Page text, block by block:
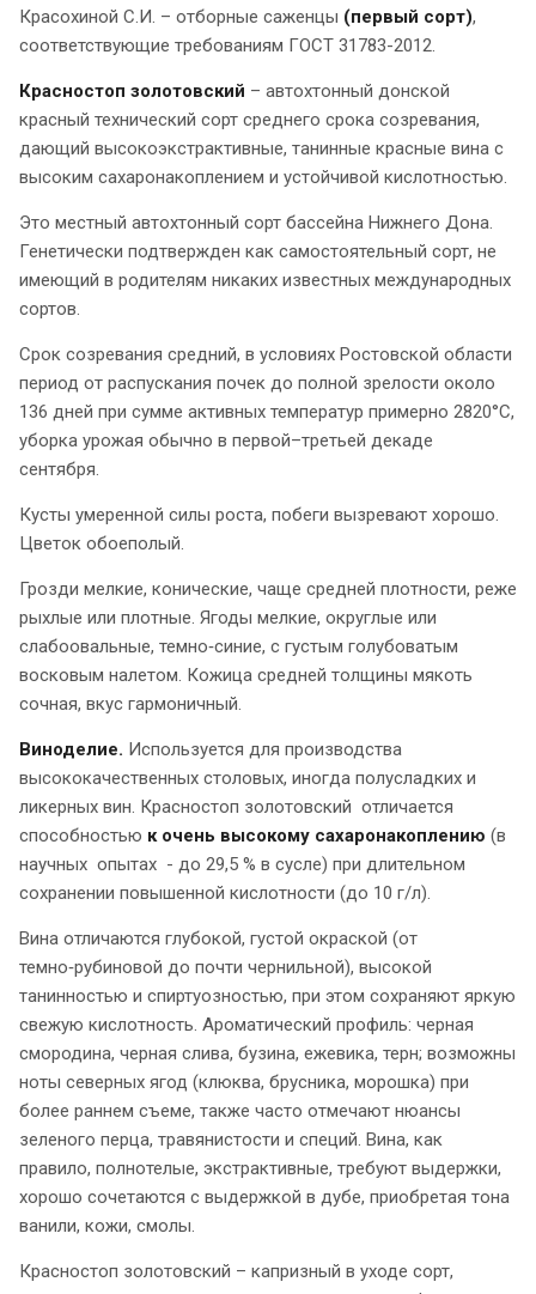
Красохиной С.И. – отборные саженцы (первый сорт),
соответствующие требованиям ГОСТ 31783-2012.
Красностоп золотовский – автохтонный донской
красный технический сорт среднего срока созревания,
дающий высокоэкстрактивные, танинные красные вина с
высоким сахаронакоплением и устойчивой кислотностью.
Это местный автохтонный сорт бассейна Нижнего Дона.
Генетически подтвержден как самостоятельный сорт, не
имеющий в родителям никаких известных международных
сортов.​
Срок созревания средний, в условиях Ростовской области
период от распускания почек до полной зрелости около
136 дней при сумме активных температур примерно 2820°С,
уборка урожая обычно в первой–третьей декаде
сентября.
Кусты умеренной силы роста, побеги вызревают хорошо.
Цветок обоеполый.​
Грозди мелкие, конические, чаще средней плотности, реже
рыхлые или плотные. Ягоды мелкие, округлые или
слабоовальные, темно‑синие, с густым голубоватым
восковым налетом. Кожица средней толщины мякоть
сочная, вкус гармоничный.
Виноделие. Используется для производства
высококачественных столовых, иногда полусладких и
ликерных вин. Красностоп золотовский отличается
способностью к очень высокому сахаронакоплению (в
научных опытах - до 29,5 % в сусле) при длительном
сохранении повышенной кислотности (до 10 г/л).
Вина отличаются глубокой, густой окраской (от
темно‑рубиновой до почти чернильной), высокой
танинностью и спиртуозностью, при этом сохраняют яркую
свежую кислотность. Ароматический профиль: черная
смородина, черная слива, бузина, ежевика, терн; возможны
ноты северных ягод (клюква, брусника, морошка) при
более раннем съеме, также часто отмечают нюансы
зеленого перца, травянистости и специй. Вина, как
правило, полнотелые, экстрактивные, требуют выдержки,
хорошо сочетаются с выдержкой в дубе, приобретая тона
ванили, кожи, смолы.
Красностоп золотовский – капризный в уходе сорт,